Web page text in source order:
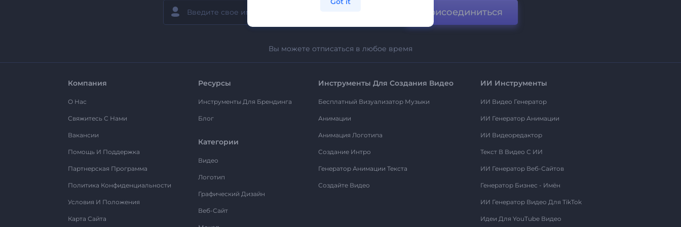
Присоединиться
Вы можете отписаться в любое время
Компания
О Нас
Свяжитесь С Нами
Вакансии
Помощь И Поддержка
Партнерская Программа
Политика Конфиденциальности
Условия И Положения
Карта Сайта
Ресурсы
Инструменты Для Брендинга
Блог
Категории
Видео
Логотип
Графический Дизайн
Веб-Сайт
Инструменты Для Создания Видео
Бесплатный Визуализатор Музыки
Анимации
Анимация Логотипа
Создание Интро
Генератор Анимации Текста
Создайте Видео
ИИ Инструменты
ИИ Видео Генератор
ИИ Генератор Анимации
ИИ Видеоредактор
Текст В Видео С ИИ
ИИ Генератор Веб-Сайтов
Генератор Бизнес - Имён
ИИ Генератор Видео Для TikTok
Идеи Для YouTube Видео